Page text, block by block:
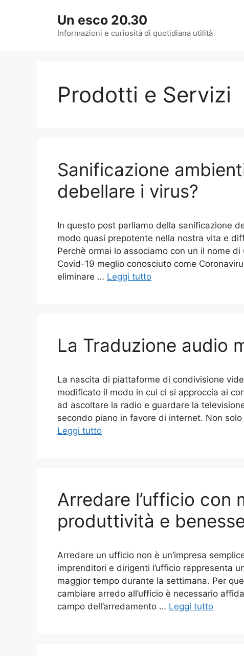
Un esco 20.30
Informazioni e curiosità di quotidiana utilità
Prodotti e Servizi
Sanificazione
debellare i virus?
In questo post parliamo della sanificazione
modo quasi prepotente nella nostra vita e
Perchè ormai lo associamo con un il nome
Covid-19 meglio conosciuto come
eliminare … Leggi tutto
La Traduzione audio
La nascita di piattaforme di condivisione
modificato il modo in cui ci si approccia ai
ad ascoltare la radio e guardare la
secondo piano in favore di internet. Non
Leggi tutto
Arredare l’ufficio con
produttività e
Arredare un ufficio non è un’impresa
imprenditori e dirigenti l’ufficio rappresenta
maggior tempo durante la settimana. Per
cambiare arredo all’ufficio è necessario
campo dell’arredamento … Leggi tutto